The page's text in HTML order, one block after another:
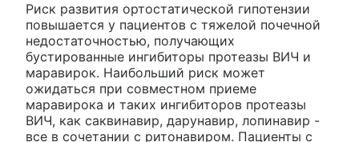
Риск развития ортостатической гипотензии
повышается у пациентов с тяжелой почечной
недостаточностью, получающих
бустированные ингибиторы протеазы ВИЧ и
маравирок. Наибольший риск может
ожидаться при совместном приеме
маравирока и таких ингибиторов протеазы
ВИЧ, как саквинавир, дарунавир, лопинавир -
все в сочетании с ритонавиром. Пациенты с